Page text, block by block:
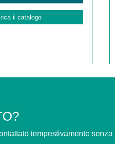
il catalogo
tempestivamente senza